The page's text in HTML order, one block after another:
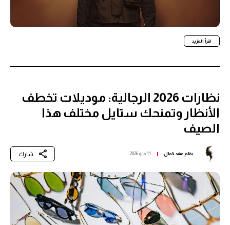
اقرأ المزيد
نظارات 2026 الرجالية: موديلات تخطف
الأنظار وتمنحك ستايل مختلف هذا
الصيف
بقلمعهد كمال 11 مايو 2026 شارك